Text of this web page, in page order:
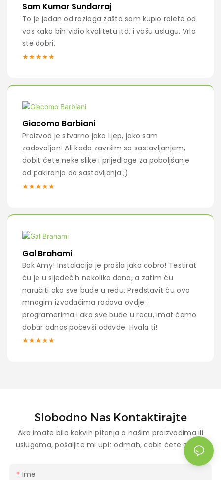
Sam Kumar Sundarraj
To je jedan od razloga zašto sam kupio rolete od
vas kako bih vidio kvalitetu itd. i vašu uslugu. Vrlo
ste dobri.
★★★★★
Giacomo Barbiani
Proizvod je stvarno jako lijep, jako sam
zadovoljan! Ali kada završim sa sastavljanjem,
dobit ćete neke slike i prijedloge za poboljšanje
od pakiranja do sastavljanja ;)
★★★★★
Gal Brahami
Bok Amy! Instalacija je prošla jako dobro! Testirat
ću je u sljedećih nekoliko dana, a zatim ću
naručiti ako sve bude u redu. Predstavit ću ovo
mnogim izvođačima radova ovdje i
programerima i ako sve bude u redu, imat ćemo
dobar odnos počevši odavde. Hvala ti!
★★★★★
Slobodno Nas Kontaktirajte
Ako imate bilo kakvih pitanja o našim proizvodima ili
uslugama, pošaljite mi upit odmah, dobit ćete cjenik.
Ime